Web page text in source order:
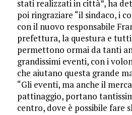
stati realizzati in città”, ha
poi ringraziare “il sindaco, i
con il nuovo responsabile
prefettura, la questura e
permettono ormai da tanti
grandissimi eventi, con i
che aiutano questa grande
“Gli eventi, ma anche il
pattinaggio, portano
centro, dove è possibile fare